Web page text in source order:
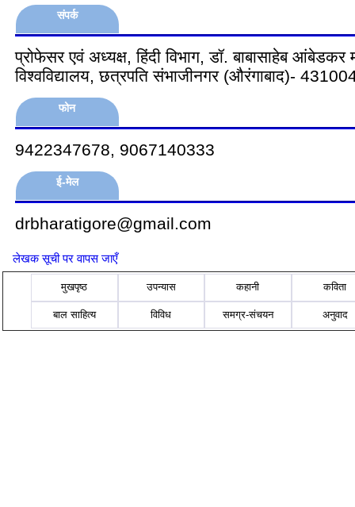
संपर्क
प्रोफेसर एवं अध्यक्ष, हिंदी विभाग, डॉ. बाबासाहेब आंबेडकर
विश्वविद्यालय, छत्रपति संभाजीनगर (औरंगाबाद)- 431004
फोन
9422347678, 9067140333
ई-मेल
drbharatigore@gmail.com
लेखक सूची पर वापस जाएँ
मुखपृष्ठ उपन्यास कहानी कविता
बाल साहित्य विविध समग्र-संचयन अनुवाद